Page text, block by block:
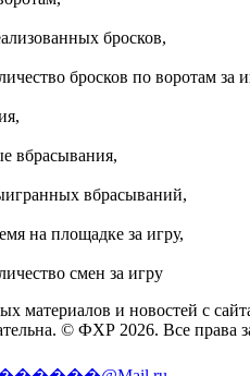
бросков,
бросков по воротам за
вбрасывания,
вбрасываний,
на площадке за игру,
смен за игру
материалов и новостей с
© ФХР 2026. Все права